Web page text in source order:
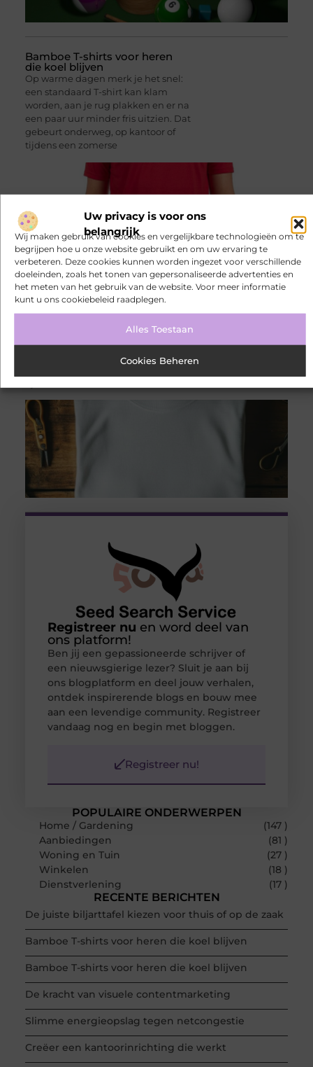
Uw privacy is voor ons
belangrijk
Wij maken gebruik van cookies en vergelijkbare technologieën om te
begrijpen hoe u onze website gebruikt en om uw ervaring te
verbeteren. Deze cookies kunnen worden ingezet voor verschillende
doeleinden, zoals het tonen van gepersonaliseerde advertenties en
het meten van het gebruik van de website. Voor meer informatie
kunt u ons cookiebeleid raadplegen.
Alles Toestaan
Cookies Beheren
Bamboe T-shirts voor heren
die koel blijven
Op warme dagen merk je het snel:
een standaard T-shirt kan klam
worden, aan je rug plakken en er na
een paar uur minder fris uitzien. Dat
gebeurt onderweg, op kantoor of
tijdens een zomerse
Bamboe T-shirts voor heren
die koel blijven
Op warme dagen merk je het snel:
een standaard T-shirt kan klam
worden, aan je rug plakken en er na
een paar uur minder fris uitzien. Dat
POPULAIRE ONDERWERPEN
Home / Gardening
(147 )
Aanbiedingen
(81 )
Woning en Tuin
(27 )
Winkelen
(18 )
Dienstverlening
(17 )
RECENTE BERICHTEN
De juiste biljarttafel kiezen voor thuis of op de zaak
Bamboe T-shirts voor heren die koel blijven
Bamboe T-shirts voor heren die koel blijven
De kracht van visuele contentmarketing
Slimme energieopslag tegen netcongestie
Creëer een kantoorinrichting die werkt
Registreer nu en word deel van
ons platform!
Ben jij een gepassioneerde schrijver of
een nieuwsgierige lezer? Sluit je aan bij
ons blogplatform en deel jouw verhalen,
ontdek inspirerende blogs en bouw mee
aan een levendige community. Registreer
vandaag nog en begin met bloggen.
Registreer nu!